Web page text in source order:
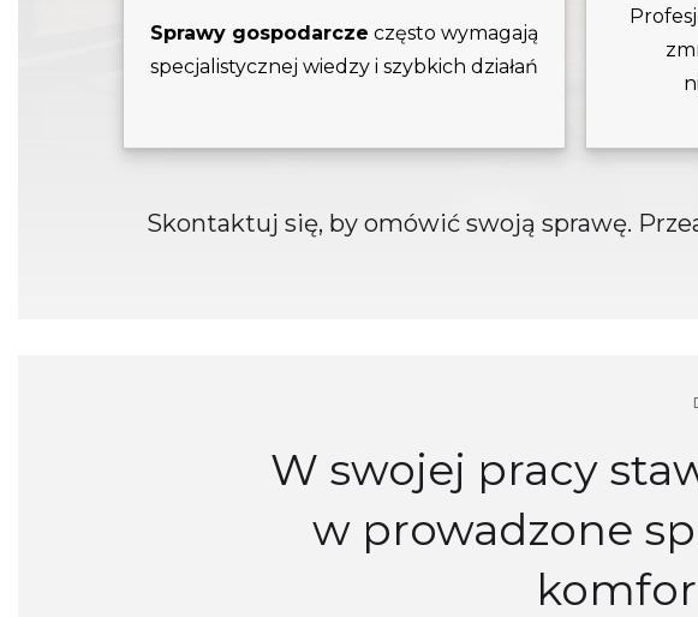
Sprawy gospodarcze często wymagają
specjalistycznej wiedzy i szybkich działań
Skontaktuj się, by omówić swoją sprawę.
W swojej pracy
w prowadzone